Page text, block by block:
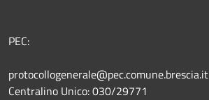
PEC:
protocollogenerale@pec.comune.brescia.it
Centralino Unico: 030/29771